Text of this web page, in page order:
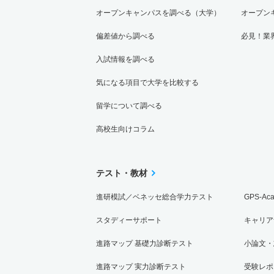
オープンキャンパスを調べる（大学）
偏差値から調べる
入試情報を調べる
気になる項目で大学を比較する
留学について調べる
高校生向けコラム
オープン
必見！業
テスト・教材
進研模試／ベネッセ総合学力テスト
スタディーサポート
進路マップ 基礎力診断テスト
進路マップ 実力診断テスト
GPS-
キャリ
小論文
受験レ